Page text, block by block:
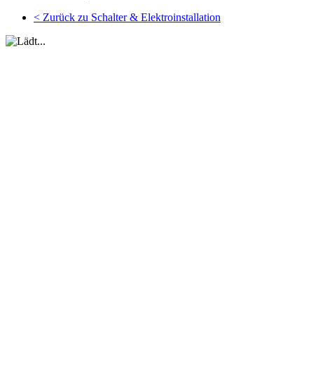
< Zurück zu Schalter & Elektroinstallation